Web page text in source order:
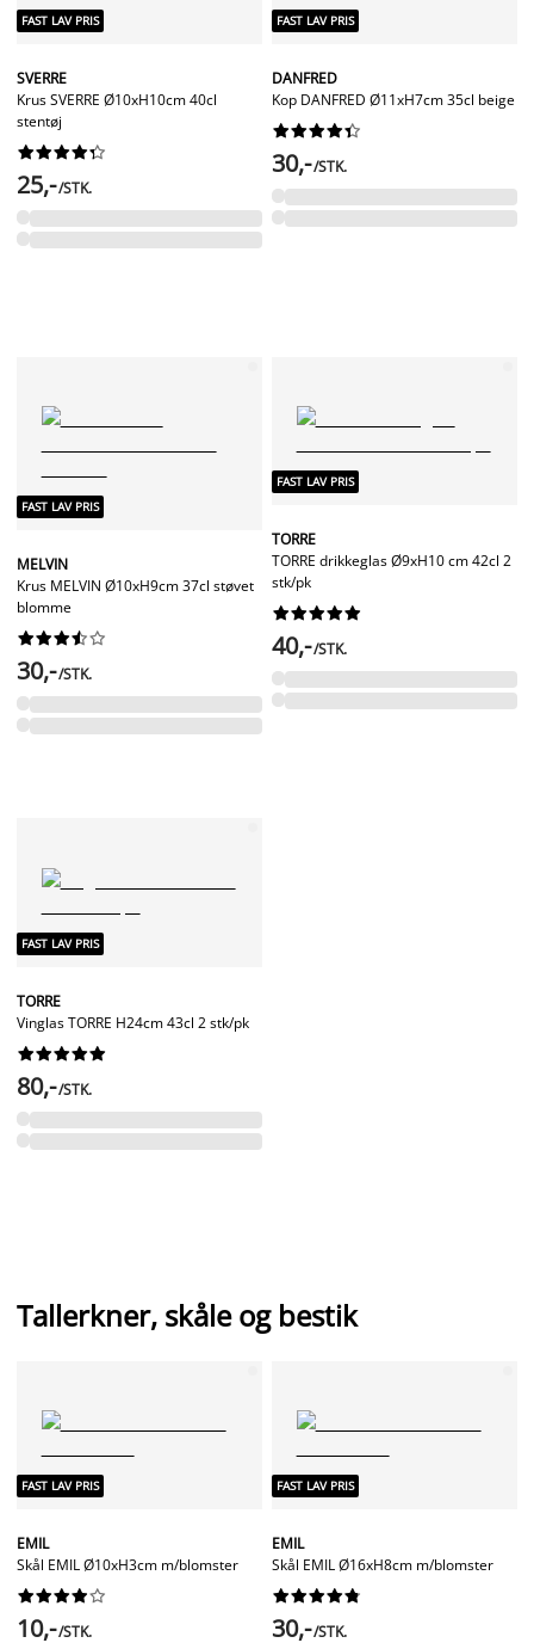
FAST LAV PRIS
SVERRE
Krus SVERRE Ø10xH10cm 40cl
stentøj






25,-/STK.
FAST LAV PRIS
DANFRED
Kop DANFRED Ø11xH7cm 35cl beige






30,-/STK.
FAST LAV PRIS
MELVIN
Krus MELVIN Ø10xH9cm 37cl støvet
blomme






30,-/STK.
FAST LAV PRIS
TORRE
TORRE drikkeglas Ø9xH10 cm 42cl 2
stk/pk






40,-/STK.
FAST LAV PRIS
TORRE
Vinglas TORRE H24cm 43cl 2 stk/pk






80,-/STK.
Tallerkner, skåle og bestik
FAST LAV PRIS
EMIL
Skål EMIL Ø10xH3cm m/blomster






10,-/STK.
FAST LAV PRIS
EMIL
Skål EMIL Ø16xH8cm m/blomster






30,-/STK.